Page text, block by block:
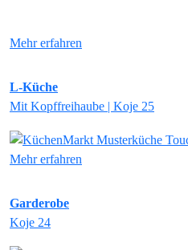
Mehr erfahren
L-Küche
Mit Kopffreihaube | Koje 25
Mehr erfahren
Garderobe
Koje 24